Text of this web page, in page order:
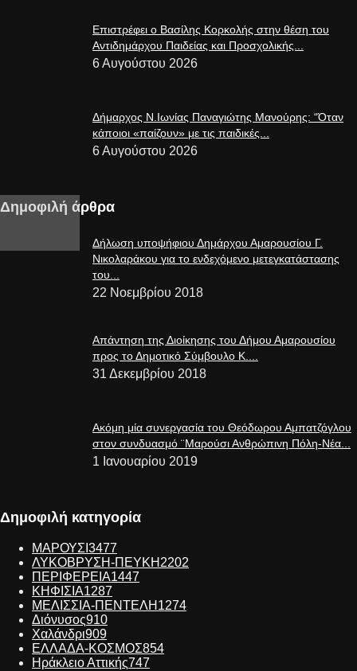
Επιστρέφει ο Βασίλης Κορκολής στην θέση του
Αντιδημάρχου Παιδείας και Προσχολικής...
6 Αυγούστου 2026
Δήμαρχος Ν.Ιωνίας Παναγιώτης Μανούρης: “Όταν
κάποιοι «παίζουν» με τις παιδικές...
6 Αυγούστου 2026
Δημοφιλή άρθρα
Δήλωση υποψήφιου Δημάρχου Αμαρουσίου Γ.
Νικολαράκου για το ενδεχόμενο μετεγκατάστασης
του...
22 Νοεμβρίου 2018
Απάντηση της Διοίκησης του Δήμου Αμαρουσίου
προς το Δημοτικό Σύμβουλο Κ....
31 Δεκεμβρίου 2018
Ακόμη μία συνεργασία του Θεόδωρου Αμπατζόγλου
στον συνδυασμό ¨Μαρούσι Ανθρώπινη Πόλη-Νέα...
1 Ιανουαρίου 2019
Δημοφιλή κατηγορία
ΜΑΡΟΥΣΙ 3477
ΛΥΚΟΒΡΥΣΗ-ΠΕΥΚΗ 2202
ΠΕΡΙΦΕΡΕΙΑ1447
ΚΗΦΙΣΙΑ1287
ΜΕΛΙΣΣΙΑ-ΠΕΝΤΕΛΗ 1274
Διόνυσος910
Χαλάνδρι909
ΕΛΛΑΔΑ-ΚΟΣΜΟΣ854
Ηράκλειο Αττικής747